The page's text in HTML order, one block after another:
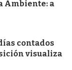
Ambiente: a
contados
visualiza